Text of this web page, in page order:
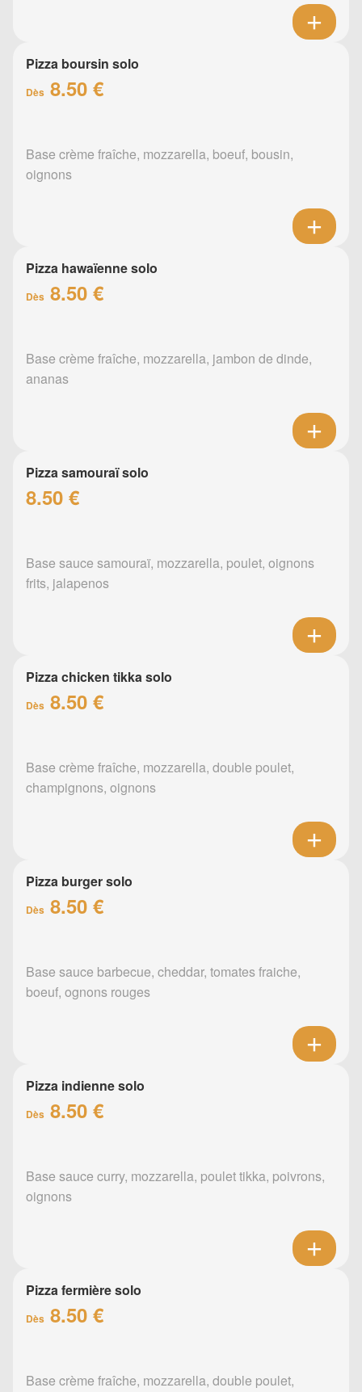
Pizza boursin solo
Dès 8.50 €
Base crème fraîche, mozzarella, boeuf, bousin,
oignons
Pizza hawaïenne solo
Dès 8.50 €
Base crème fraîche, mozzarella, jambon de dinde,
ananas
Pizza samouraï solo
8.50 €
Base sauce samouraï, mozzarella, poulet, oignons
frits, jalapenos
Pizza chicken tikka solo
Dès 8.50 €
Base crème fraîche, mozzarella, double poulet,
champignons, oignons
Pizza burger solo
Dès 8.50 €
Base sauce barbecue, cheddar, tomates fraiche,
boeuf, ognons rouges
Pizza indienne solo
Dès 8.50 €
Base sauce curry, mozzarella, poulet tikka, poivrons,
oignons
Pizza fermière solo
Dès 8.50 €
Base crème fraîche, mozzarella, double poulet,